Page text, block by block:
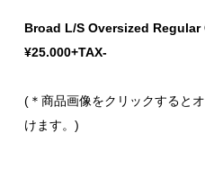
Broad L/S Oversized Regular
¥25.000+TAX-
(＊商品画像をクリックすると
けます。)